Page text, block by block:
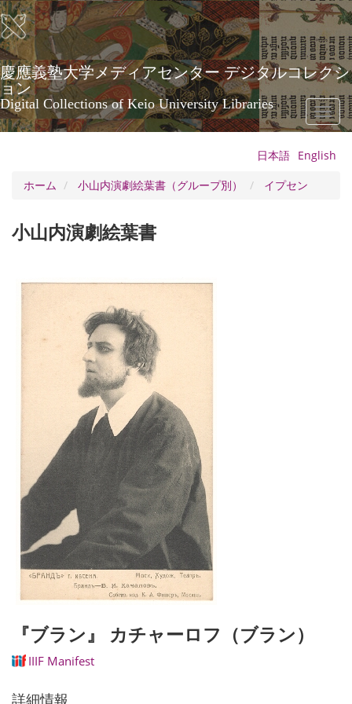
メ
イ
ン
コ
ン
テ
ン
ツ
に
慶應義塾大学メディアセンター デジタルコレクシ
ョン
Digital Collections of Keio University Libraries
Toggle
日本語 English
ホーム
小山内演劇絵葉書（グループ別） イプセン
小山内演劇絵葉書
『ブラン』 カチャーロフ（ブラン）
IIIF Manifest
詳細情報